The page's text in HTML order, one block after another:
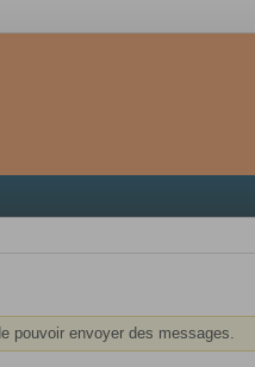
pouvoir envoyer des messages.